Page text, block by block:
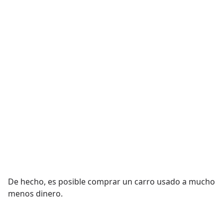
De hecho, es posible comprar un carro usado a mucho
menos dinero.